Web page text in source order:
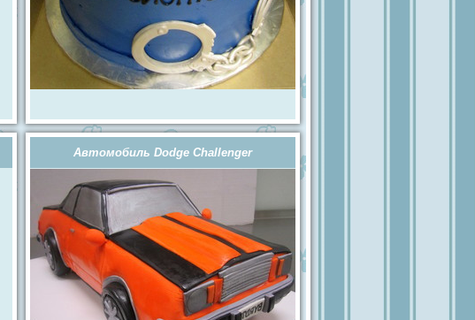
Автомобиль Dodge Challenger